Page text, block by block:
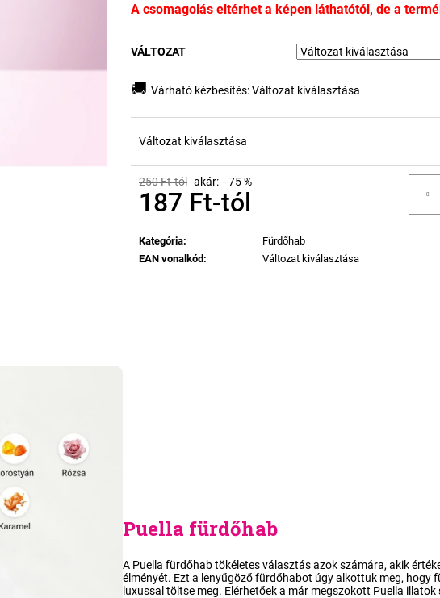
A csomagolás eltérhet a képen láthatótól, de a
VÁLTOZAT
🚚 Várható kézbesítés:Változat kiválasztása
Változat kiválasztása
250 Ft-tól akár: –75 %
187 Ft-tól
Egységár:
Kategória:
Fürdőhab
EAN vonalkód : Változat kiválasztása
Puella fürdőhab
A Puella fürdőhab tökéletes választás azok számára, akik
élményét. Ezt a lenyűgöző fürdőhabot úgy alkottuk meg, hogy
luxussal töltse meg. Elérhetőek a már megszokott Puella illatok